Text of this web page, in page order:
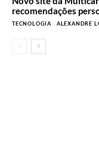
recomendações
TECNOLOGIA ALEXANDRE